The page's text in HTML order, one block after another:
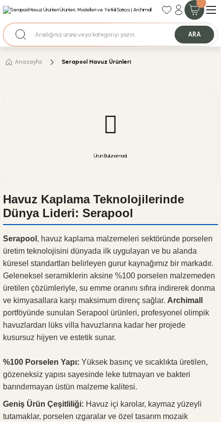
35+ Yıllık Tecrübe
Nakit Ödemeli Özel Fiyatlar için Bizden Teklif Alabilirsiniz.
ARA
Anasayfa Serapool Havuz Ürünleri
Ürün Bulunamadı.
Havuz Kaplama Teknolojilerinde
Dünya Lideri: Serapool
Serapool , havuz kaplama malzemeleri sektöründe porselen
üretim teknolojisini dünyada ilk uygulayan ve bu alanda
küresel standartları belirleyen gurur kaynağımız bir markadır.
Geleneksel seramiklerin aksine %100 porselen malzemeden
üretilen çözümleriyle, su emme oranını sıfıra indirerek donma
ve kimyasallara karşı maksimum direnç sağlar. Archimall
portföyünde sunulan Serapool ürünleri, profesyonel olimpik
havuzlardan lüks villa havuzlarına kadar her projede
kusursuz hijyen ve estetik sunar.
%100 Porselen Yapı: Yüksek basınç ve sıcaklıkta üretilen,
gözeneksiz yapısı sayesinde leke tutmayan ve bakteri
barındırmayan üstün malzeme kalitesi.
Geniş Ürün Çeşitliliği: Havuz içi karolar, kaymaz yüzeyli
tutamaklar, porselen ızgaralar ve özel tasarım mozaik